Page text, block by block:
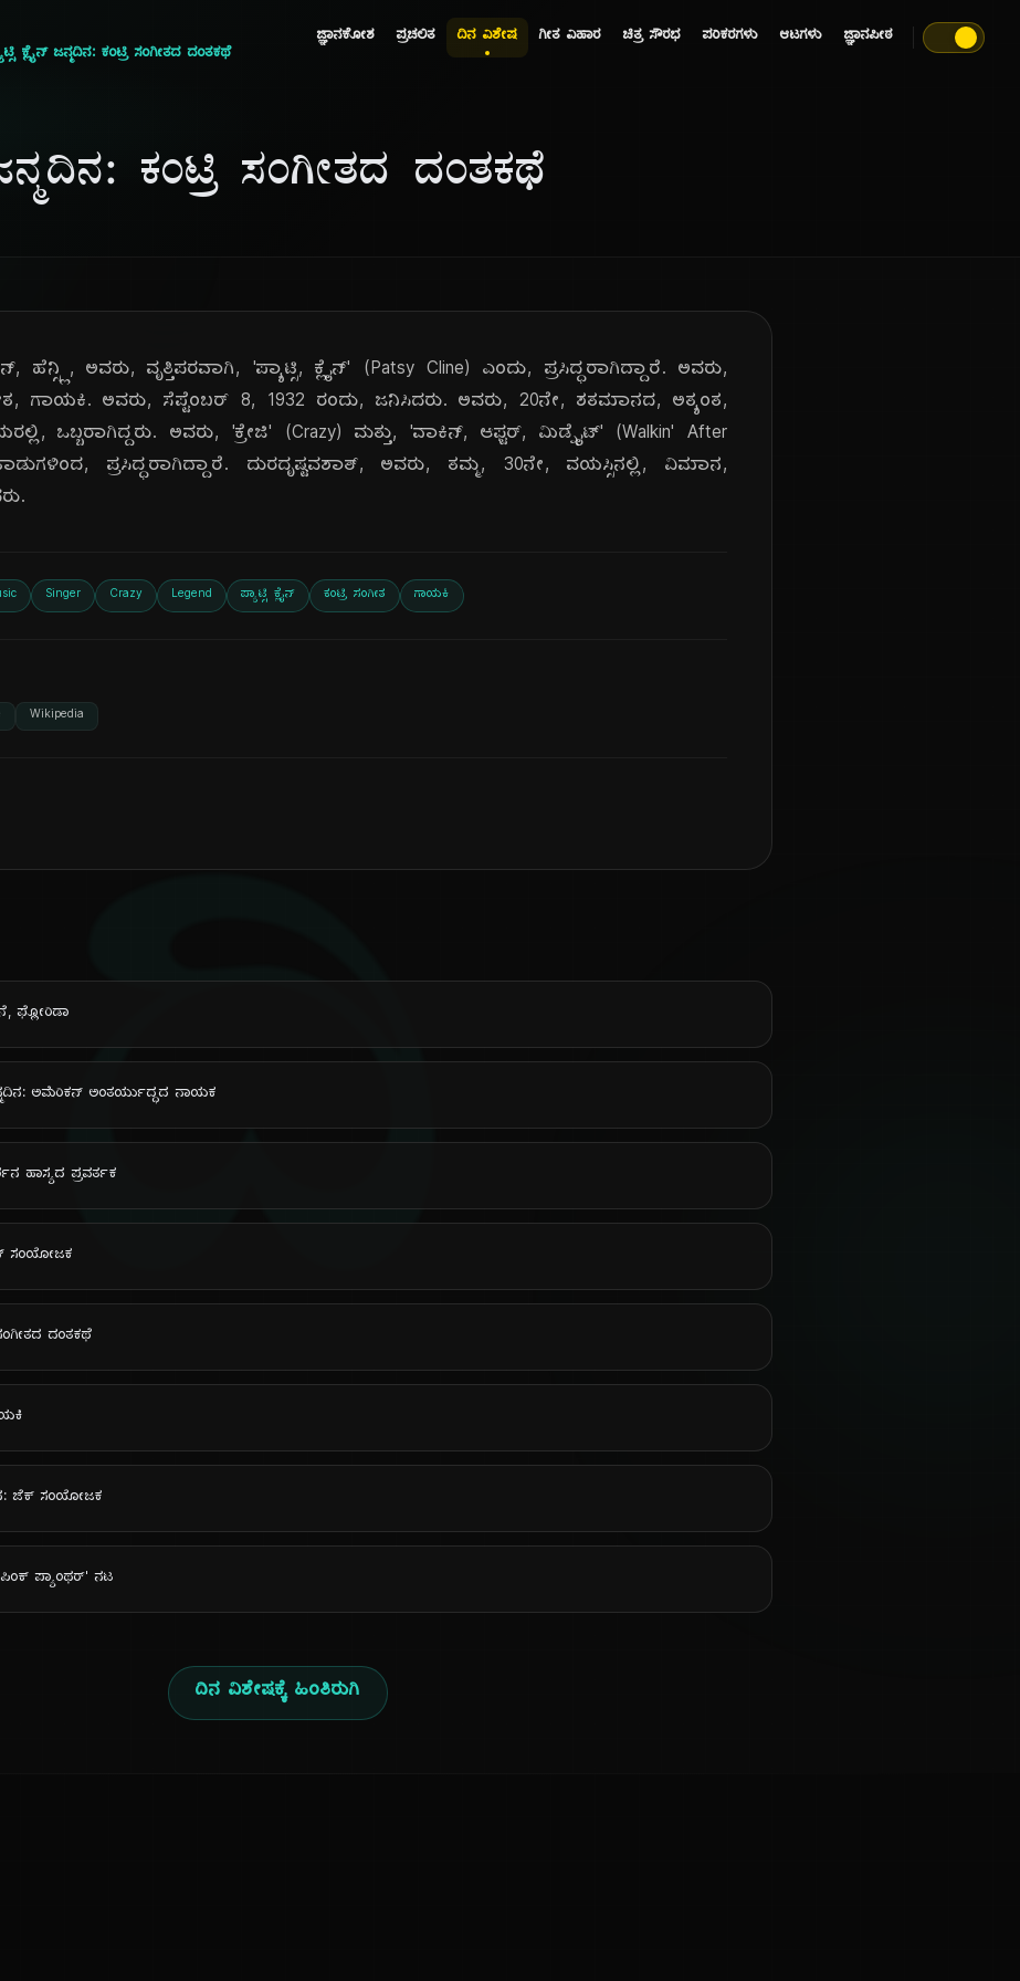
ಜ್ಞಾನಕೋಶ ಪ್ರಚಲಿತ ದಿನ ವಿಶೇಷ ಗೀತ ವಿಹಾರ ಚಿತ್ರ ಸೌರಭ ಪರಿಕರಗಳು ಆಟಗಳು ಜ್ಞಾನಪೀಠ
ದಿ
ಕ್ಲೈನ್ ಜನ್ಮದಿನ: ಕಂಟ್ರಿ ಸಂಗೀತದ ದಂತಕಥೆ
ಜನ್ಮದಿನ: ಕಂಟ್ರಿ ಸಂಗೀತದ ದಂತಕಥೆ
ಅವರು, ವೃತ್ತಿಪರವಾಗಿ, 'ಪ್ಯಾಟ್ಸಿ, ಕ್ಲೈನ್' (Patsy Cline) ಎಂದು, ಪ್ರಸಿದ್ಧರಾಗಿದ್ದಾರೆ. ಅವರು,
ಗಾಯಕಿ. ಅವರು, ಸೆಪ್ಟೆಂಬರ್ 8, 1932 ರಂದು, ಜನಿಸಿದರು. ಅವರು, 20ನೇ, ಶತಮಾನದ, ಅತ್ಯಂತ,
ಒಬ್ಬರಾಗಿದ್ದರು. ಅವರು, 'ಕ್ರೇಜಿ' (Crazy) ಮತ್ತು, 'ವಾಕಿನ್, ಆಫ್ಟರ್, ಮಿಡ್ನೈಟ್' (Walkin' After
ಪ್ರಸಿದ್ಧರಾಗಿದ್ದಾರೆ. ದುರದೃಷ್ಟವಶಾತ್, ಅವರು, ತಮ್ಮ, 30ನೇ, ವಯಸ್ಸಿನಲ್ಲಿ, ವಿಮಾನ,
Singer Crazy Legend ಪ್ಯಾಟ್ಸಿ ಕ್ಲೈನ್ ಕಂಟ್ರಿ ಸಂಗೀತ ಗಾಯಕಿ
Wikipedia
ಫ್ಲೋರಿಡಾ
ಅಮೆರಿಕನ್ ಅಂತರ್ಯುದ್ಧದ ನಾಯಕ
ಹಾಸ್ಯದ ಪ್ರವರ್ತಕ
ಸಂಯೋಜಕ
ದಂತಕಥೆ
ಜೆಕ್ ಸಂಯೋಜಕ
ಪ್ಯಾಂಥರ್' ನಟ
ದಿನ ವಿಶೇಷಕ್ಕೆ ಹಿಂತಿರುಗಿ